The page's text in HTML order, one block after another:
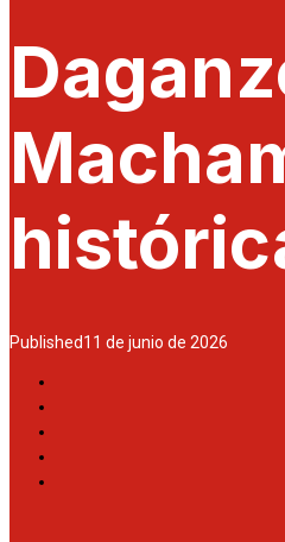
Published11 de junio de 2026